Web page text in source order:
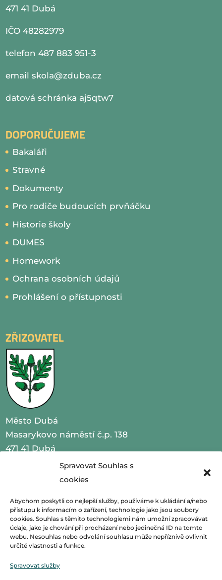
Spravovat Souhlas s
cookies
Abychom poskytli co nejlepší služby, používáme k ukládání a/nebo
přístupu k informacím o zařízení, technologie jako jsou soubory
cookies. Souhlas s těmito technologiemi nám umožní zpracovávat
údaje, jako je chování při procházení nebo jedinečná ID na tomto
webu. Nesouhlas nebo odvolání souhlasu může nepříznivě ovlivnit
určité vlastnosti a funkce.
Spravovat služby
471 41 Dubá
IČO 48282979
telefon 487 883 951-3
emailskola@zduba.cz
datová schránka aj5qtw7
DOPORUČUJEME
Bakaláři
Stravné
Dokumenty
Pro rodiče budoucích prvňáčku
Historie školy
DUMES
Homework
Ochrana osobních údajů
Prohlášení o přístupnosti
ZŘIZOVATEL
Město Dubá
Masarykovo náměstí č.p. 138
471 41 Dubá
IČO 00260479
emailpodatelna@mestoduba.cz
webhttp://www.mestoduba.cz